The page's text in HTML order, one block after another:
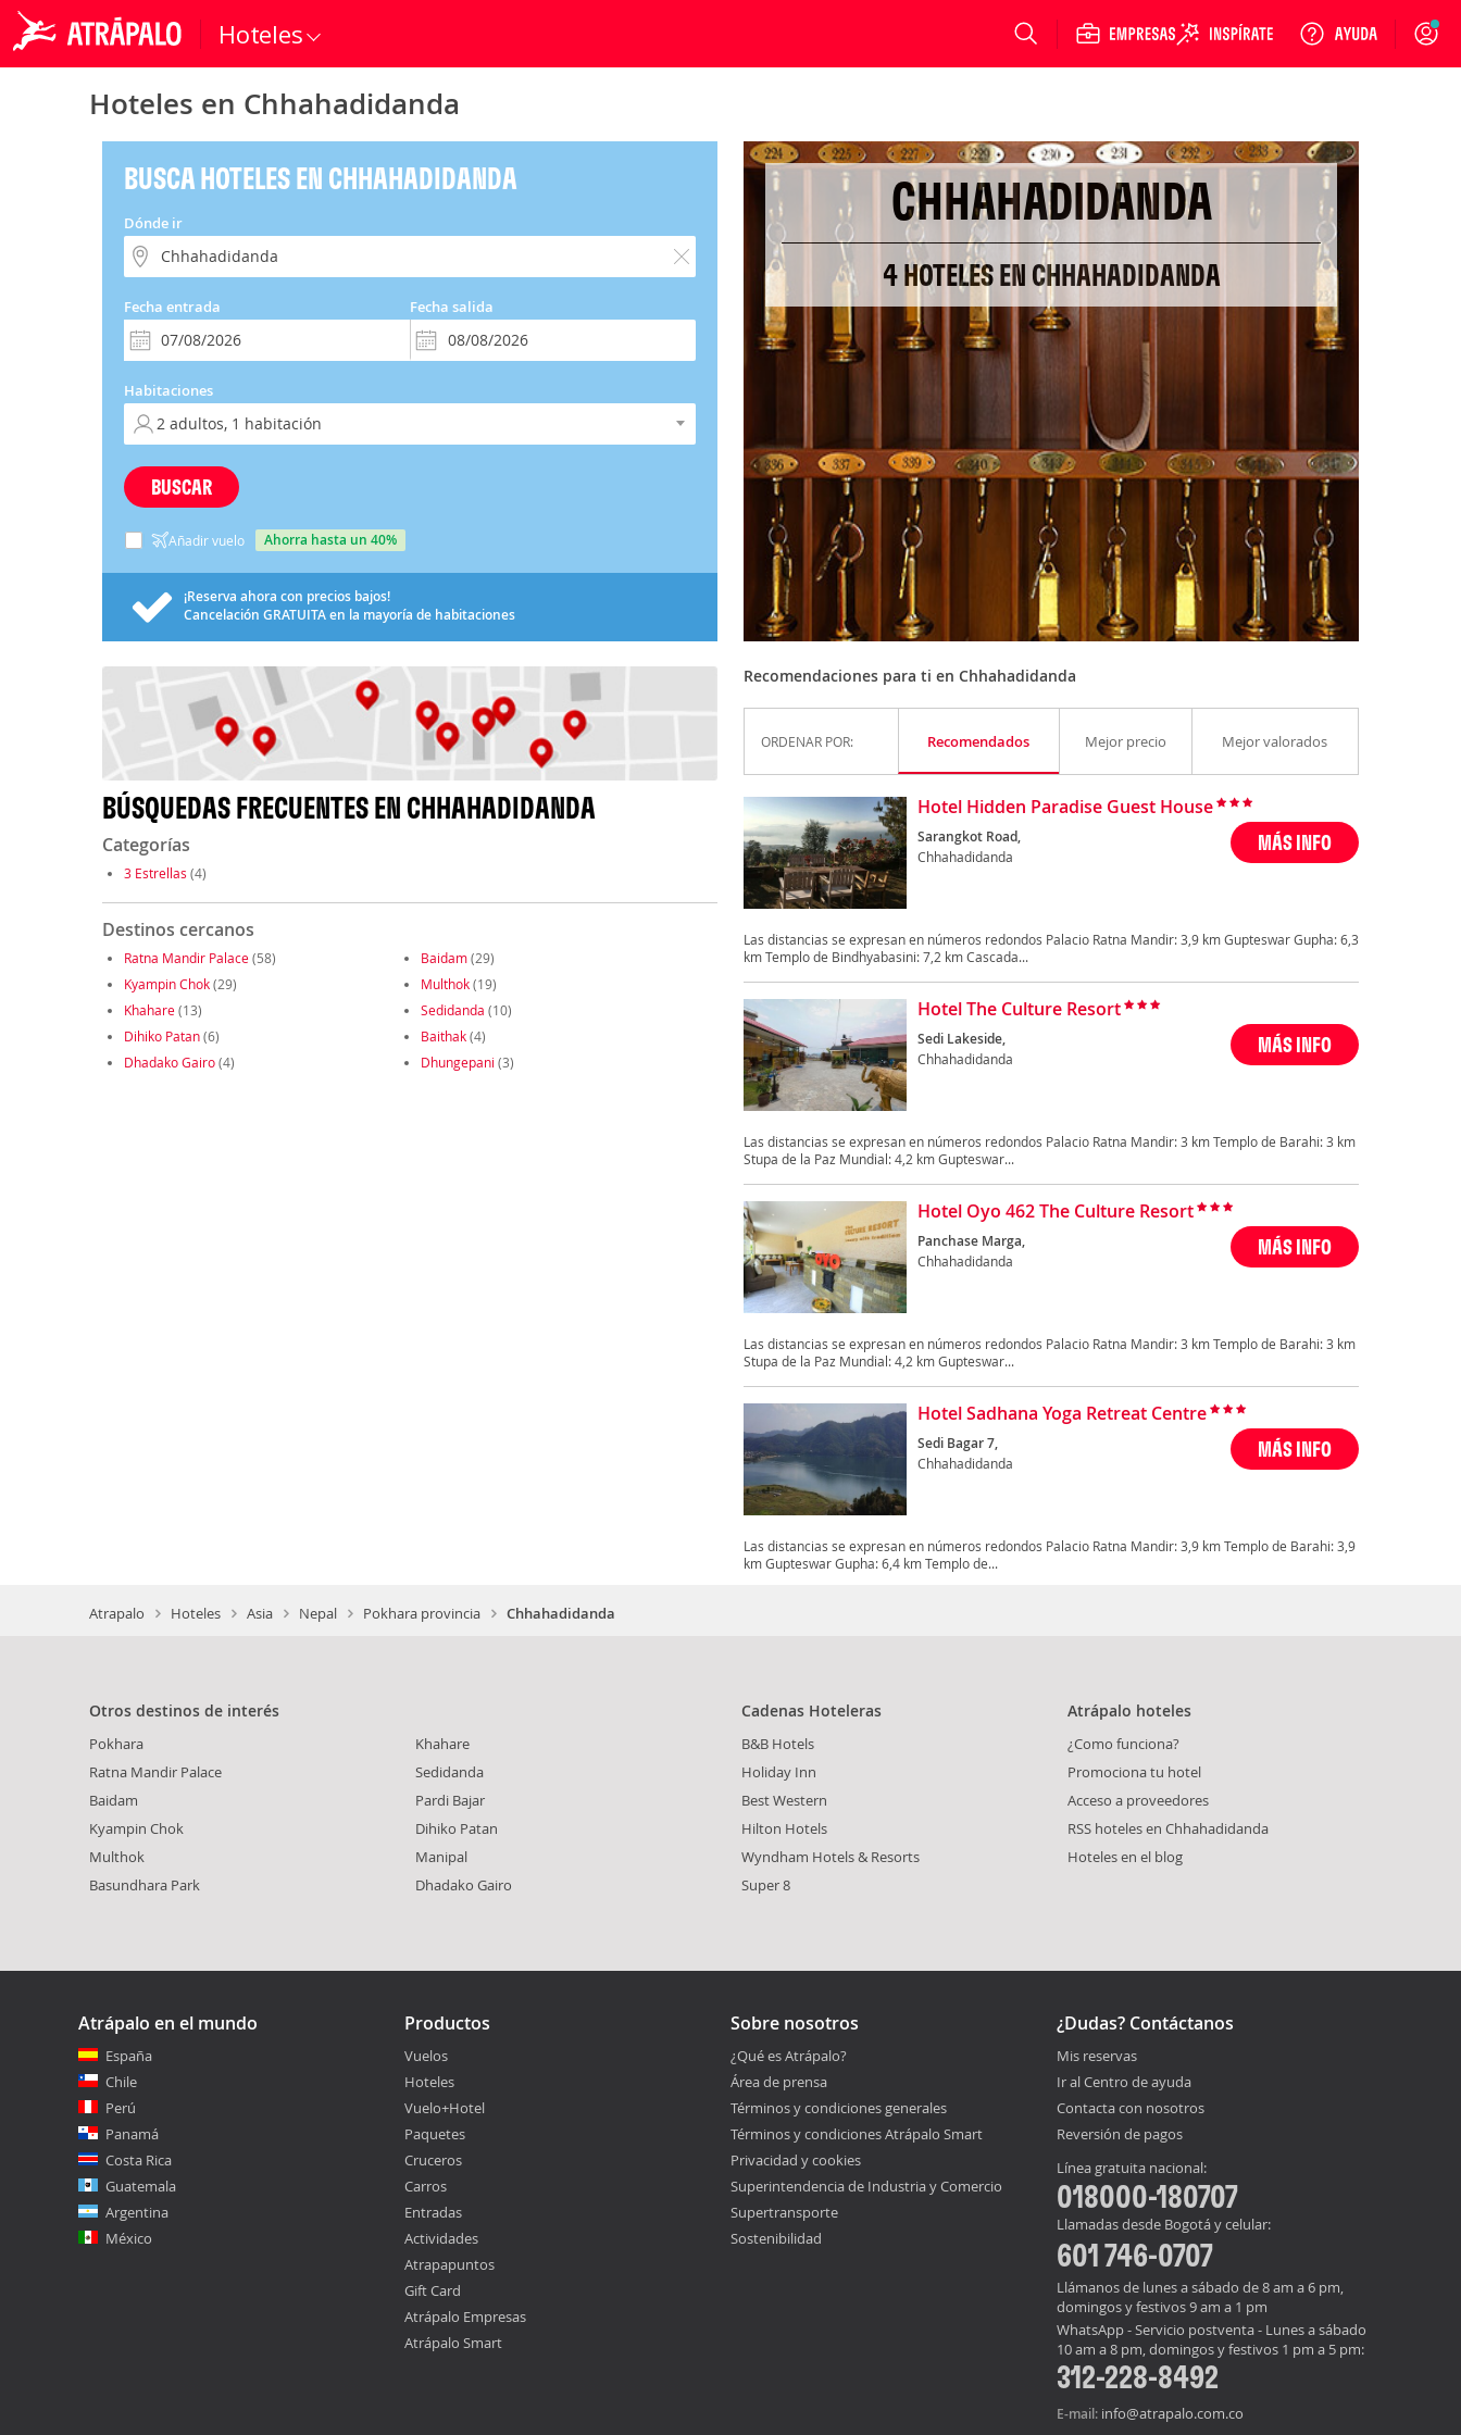
Hoteles Login
Hoteles en Chhahadidanda
BUSCA HOTELES EN CHHAHADIDANDA
Dónde ir
Fecha entrada Fecha salida
Habitaciones
BUSCAR
Añadir vuelo ahorra hasta un 40%
¡Reserva ahora con precios bajos!
Cancelación GRATUITAen la mayoría de habitaciones
BÚSQUEDAS FRECUENTES EN CHHAHADIDANDA
Categorías
3 Estrellas (4)
Destinos cercanos
Ratna Mandir Palace(58) Baidam(29)
Kyampin Chok(29) Multhok(19)
Khahare(13) Sedidanda (10)
Dihiko Patan(6) Baithak(4)
Dhadako Gairo(4) Dhungepani (3)
CHHAHADIDANDA
4 HOTELES EN CHHAHADIDANDA
Recomendaciones para ti en Chhahadidanda
ORDENAR POR: Recomendados Mejor precio Mejor valorados
Hotel Hidden Paradise Guest House
Sarangkot Road,
Chhahadidanda
MÁS INFO
Las distancias se expresan en números redondos Palacio Ratna Mandir: 3,9 km Gupteswar Gupha: 6,3
km Templo de Bindhyabasini: 7,2 km Cascada...
Hotel The Culture Resort
Sedi Lakeside,
Chhahadidanda
MÁS INFO
Las distancias se expresan en números redondos Palacio Ratna Mandir: 3 km Templo de Barahi: 3 km
Stupa de la Paz Mundial: 4,2 km Gupteswar...
Hotel Oyo 462 The Culture Resort
Panchase Marga,
Chhahadidanda
MÁS INFO
Las distancias se expresan en números redondos Palacio Ratna Mandir: 3 km Templo de Barahi: 3 km
Stupa de la Paz Mundial: 4,2 km Gupteswar...
Hotel Sadhana Yoga Retreat Centre
Sedi Bagar 7,
Chhahadidanda
MÁS INFO
Las distancias se expresan en números redondos Palacio Ratna Mandir: 3,9 km Templo de Barahi: 3,9
km Gupteswar Gupha: 6,4 km Templo de...
Atrapalo Hoteles Asia Nepal Pokhara provincia Chhahadidanda
Otros destinos de interés
Pokhara
Ratna Mandir Palace
Baidam
Kyampin Chok
Multhok
Basundhara Park
Khahare
Sedidanda
Pardi Bajar
Dihiko Patan
Manipal
Dhadako Gairo
Cadenas Hoteleras
B&B Hotels
Holiday Inn
Best Western
Hilton Hotels
Wyndham Hotels & Resorts
Super 8
Atrápalo hoteles
¿Como funciona?
Promociona tu hotel
Acceso a proveedores
RSS hoteles en Chhahadidanda
Hoteles en el blog
Atrápalo en el mundo
España
Chile
Perú
Panamá
Costa Rica
Guatemala
Argentina
México
Productos
Vuelos
Hoteles
Vuelo+Hotel
Paquetes
Cruceros
Carros
Entradas
Actividades
Atrapapuntos
Gift Card
Atrápalo Empresas
Atrápalo Smart
Sobre nosotros
¿Qué es Atrápalo?
Área de prensa
Términos y condiciones generales
Términos y condiciones Atrápalo Smart
Privacidad y cookies
Superintendencia de Industria y Comercio
Supertransporte
Sostenibilidad
¿Dudas? Contáctanos
Mis reservas
Ir al Centro de ayuda
Contacta con nosotros
Reversión de pagos
Línea gratuita nacional:
018000-180707
Llamadas desde Bogotá y celular:
601 746-0707
Llámanos de lunes a sábado de 8 am a 6 pm,
domingos y festivos 9 am a 1 pm
WhatsApp - Servicio postventa - Lunes a sábado
10 am a 8 pm, domingos y festivos 1 pm a 5 pm:
312-228-8492
E-mail: info@atrapalo.com.co